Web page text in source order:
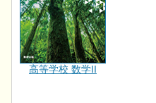
高等学校 数学II